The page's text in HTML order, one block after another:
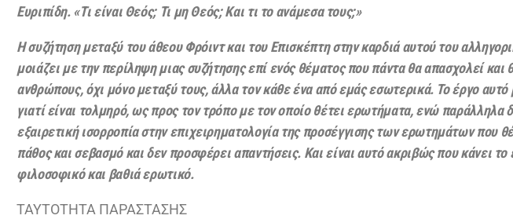
Ευριπίδη. «Τι είναι Θεός; Τι μη Θεός; Και τι το ανάμεσα τους;»
Η συζήτηση μεταξύ του άθεου Φρόιντ και του Επισκέπτη στην καρδιά αυτού του
μοιάζει με την περίληψη μιας συζήτησης επί ενός θέματος που πάντα θα απασχολεί και
ανθρώπους, όχι μόνο μεταξύ τους, άλλα τον κάθε ένα από εμάς εσωτερικά. Το έργο αυτό
γιατί είναι τολμηρό, ως προς τον τρόπο με τον οποίο θέτει ερωτήματα, ενώ παράλληλα
εξαιρετική ισορροπία στην επιχειρηματολογία της προσέγγισης των ερωτημάτων που
πάθος και σεβασμό και δεν προσφέρει απαντήσεις. Και είναι αυτό ακριβώς που κάνει το
φιλοσοφικό και βαθιά ερωτικό.
ΤΑΥΤΟΤΗΤΑ ΠΑΡΑΣΤΑΣΗΣ